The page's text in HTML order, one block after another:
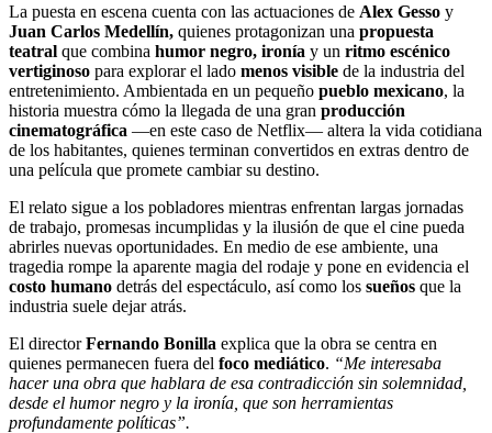
La puesta en escena cuenta con las actuaciones de Alex Gesso y
Juan Carlos Medellín, quienes protagonizan una propuesta
teatral que combina humor negro, ironía y un ritmo escénico
vertiginoso para explorar el lado menos visible de la industria del
entretenimiento. Ambientada en un pequeño pueblo mexicano, la
historia muestra cómo la llegada de una gran producción
cinematográfica —en este caso de Netflix— altera la vida cotidiana
de los habitantes, quienes terminan convertidos en extras dentro de
una película que promete cambiar su destino.
El relato sigue a los pobladores mientras enfrentan largas jornadas
de trabajo, promesas incumplidas y la ilusión de que el cine pueda
abrirles nuevas oportunidades. En medio de ese ambiente, una
tragedia rompe la aparente magia del rodaje y pone en evidencia el
costo humano detrás del espectáculo, así como los sueños que la
industria suele dejar atrás.
El directorFernando Bonilla explica que la obra se centra en
quienes permanecen fuera del foco mediático. “Me interesaba
hacer una obra que hablara de esa contradicción sin solemnidad,
desde el humor negro y la ironía, que son herramientas
profundamente políticas”.